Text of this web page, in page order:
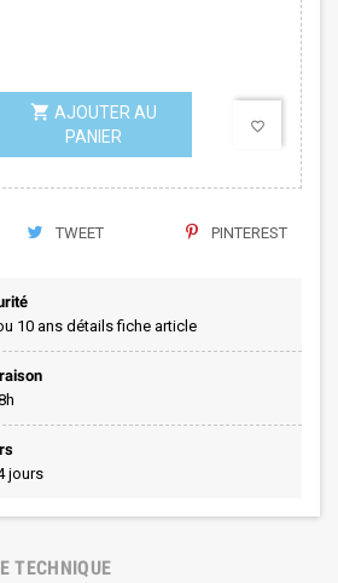
shopping_cart AJOUTER AU
PANIER
favorite_border
TWEET PINTEREST
10 ans détails fiche article
jours
TECHNIQUE